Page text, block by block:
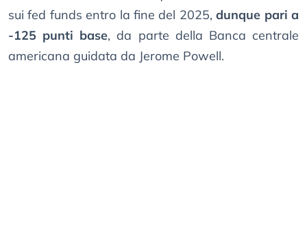
sui fed funds entro la fine del 2025,dunque pari a
-125 punti base, da parte della Banca centrale
americana guidata da Jerome Powell.